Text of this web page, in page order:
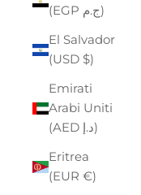
(EGP ج.م)
El Salvador
(USD $)
Emirati
Arabi Uniti
(AED د.إ)
Eritrea
(EUR €)